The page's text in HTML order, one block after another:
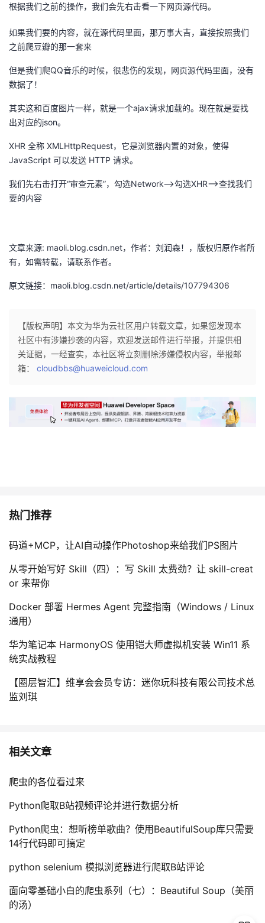
根据我们之前的操作，我们会先右击看一下网页源代码。
如果我们要的内容，就在源代码里面，那万事大吉，直接按照我们
之前爬豆瓣的那一套来
但是我们爬QQ音乐的时候，很悲伤的发现，网页源代码里面，没有
数据了！
其实这和百度图片一样，就是一个ajax请求加载的。现在就是要找
出对应的json。
XHR 全称 XMLHttpRequest，它是浏览器内置的对象，使得
JavaScript 可以发送 HTTP 请求。
我们先右击打开“审查元素”，勾选Network—>勾选XHR—>查找我们
要的内容
文章来源: maoli.blog.csdn.net，作者：刘润森！，版权归原作者所
有，如需转载，请联系作者。
原文链接：maoli.blog.csdn.net/article/details/107794306
【版权声明】本文为华为云社区用户转载文章，如果您发现本
社区中有涉嫌抄袭的内容，欢迎发送邮件进行举报，并提供相
关证据，一经查实，本社区将立刻删除涉嫌侵权内容，举报邮
箱： cloudbbs@huaweicloud.com
热门推荐
码道+MCP，让AI自动操作Photoshop来给我们PS图片
从零开始写好 Skill（四）：写 Skill 太费劲？让 skill-creat
or 来帮你
Docker 部署 Hermes Agent 完整指南（Windows / Linux
通用）
华为笔记本 HarmonyOS 使用铠大师虚拟机安装 Win11 系
统实战教程
【圈层智汇】维享会会员专访：迷你玩科技有限公司技术总
监刘琪
相关文章
爬虫的各位看过来
Python爬取B站视频评论并进行数据分析
Python爬虫：想听榜单歌曲？使用BeautifulSoup库只需要
14行代码即可搞定
python selenium 模拟浏览器进行爬取B站评论
面向零基础小白的爬虫系列（七）：Beautiful Soup（美丽
的汤）